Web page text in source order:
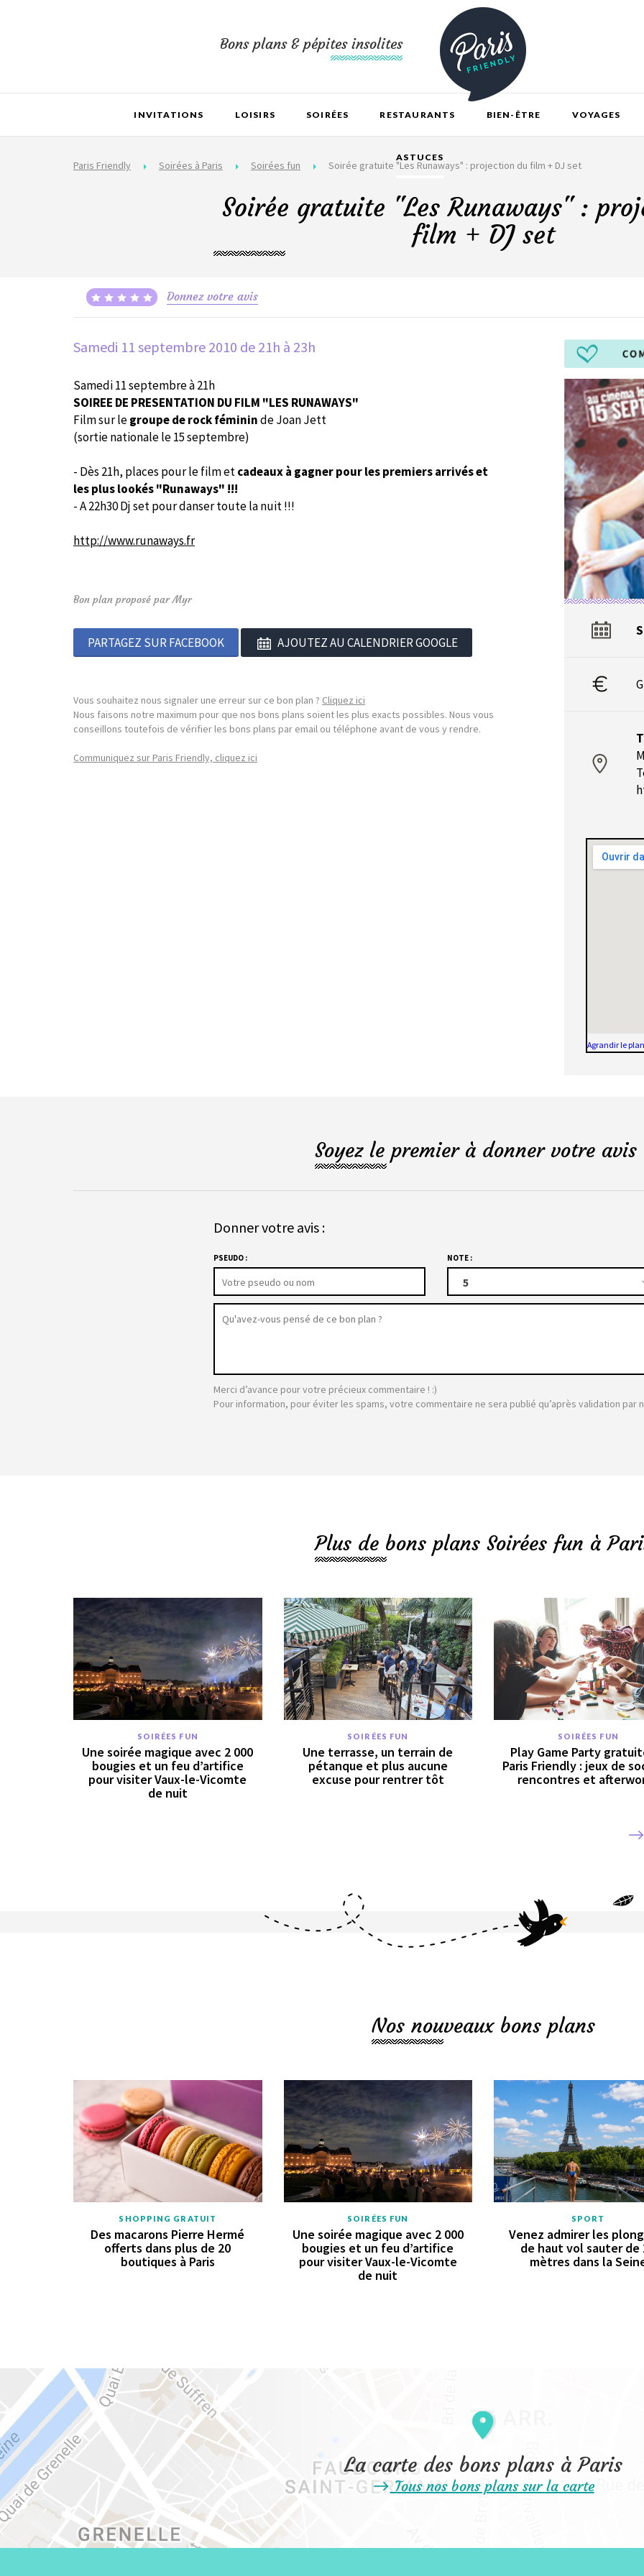
Bons plans & pépites insolites
INVITATIONS LOISIRS SOIRÉES RESTAURANTS BIEN-ÊTRE VOYAGES
ASTUCES
Paris Friendly Soirées à Paris Soirées fun Soirée gratuite "Les Runaways" : projection du film + DJ set
Soirée gratuite "Les Runaways" :
film + DJ set
Donnez votre avis
Samedi 11 septembre 2010 de 21h à 23h
Samedi 11 septembre à 21h
SOIREE DE PRESENTATION DU FILM "LES RUNAWAYS"
Film sur legroupe de rock fémininde Joan Jett
(sortie nationale le 15 septembre)
- Dès 21h, places pour le film etcadeaux à gagner pour les premiers arrivés et
les plus lookés "Runaways" !!!
- A 22h30 Dj set pour danser toute la nuit !!!
http://www.runaways.fr
Bon plan proposé par Myr
PARTAGEZ SUR FACEBOOK AJOUTEZ AU CALENDRIER GOOGLE
Vous souhaitez nous signaler une erreur sur ce bon plan ? Cliquez ici
Nous faisons notre maximum pour que nos bons plans soient les plus exacts possibles. Nous vous
conseillons toutefois de vérifier les bons plans par email ou téléphone avant de vous y rendre.
Communiquez sur Paris Friendly, cliquez ici
Agrandir le plan
Soyez le premier à donner votre
Donner votre avis :
PSEUDO : NOTE :
5
Merci d’avance pour votre précieux commentaire ! :)
Pour information, pour éviter les spams, votre commentaire ne sera publié qu’après validation par
Plus de bons plans Soirées fun à
SOIRÉES FUN
Une soirée magique avec 2 000
bougies et un feu d’artifice
pour visiter Vaux-le-Vicomte
de nuit
SOIRÉES FUN
Une terrasse, un terrain de
pétanque et plus aucune
excuse pour rentrer tôt
SOIRÉES FUN
Play Game Party
Paris Friendly : jeux de
rencontres et
Nos nouveaux bons plans
SHOPPING GRATUIT
Des macarons Pierre Hermé
offerts dans plus de 20
boutiques à Paris
SOIRÉES FUN
Une soirée magique avec 2 000
bougies et un feu d’artifice
pour visiter Vaux-le-Vicomte
de nuit
SPORT
Venez admirer les
de haut vol sauter de
mètres dans la
La carte des bons plans à Paris
Tous nos bons plans sur la carte